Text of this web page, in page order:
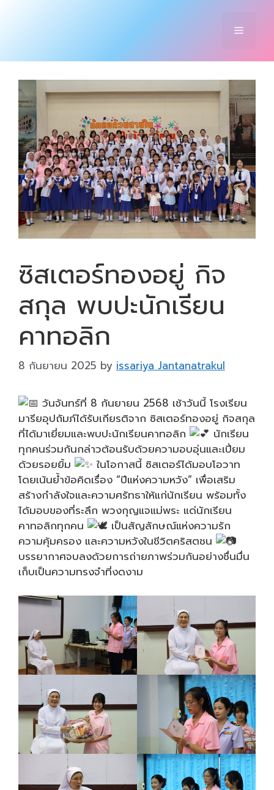
Menu
ซิสเตอร์ทองอยู่ กิจ
สกุล พบปะนักเรียน
คาทอลิก
8 กันยายน 2025 by issariya Jantanatrakul
วันจันทร์ที่ 8 กันยายน 2568 เช้าวันนี้ โรงเรียน
มารียอุปถัมภ์ได้รับเกียรติจาก ซิสเตอร์ทองอยู่ กิจสกุล
ที่ได้มาเยี่ยมและพบปะนักเรียนคาทอลิก
นักเรียน
ทุกคนร่วมกันกล่าวต้อนรับด้วยความอบอุ่นและเปี่ยม
ด้วยรอยยิ้ม
ในโอกาสนี้ ซิสเตอร์ได้มอบโอวาท
โดยเน้นย้ำข้อคิดเรื่อง “ปีแห่งความหวัง” เพื่อเสริม
สร้างกำลังใจและความศรัทธาให้แก่นักเรียน พร้อมทั้ง
ได้มอบของที่ระลึก พวงกุญแจแม่พระ แด่นักเรียน
คาทอลิกทุกคน
เป็นสัญลักษณ์แห่งความรัก
ความคุ้มครอง และความหวังในชีวิตคริสตชน
บรรยากาศจบลงด้วยการถ่ายภาพร่วมกันอย่างชื่นมื่น
เก็บเป็นความทรงจำที่งดงาม